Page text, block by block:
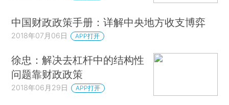
中国财政政策手册：详解中央地方收支博弈
2018年07月06日 APP打开
徐忠：解决去杠杆中的结构性
问题靠财政政策
2018年06月29日 APP打开